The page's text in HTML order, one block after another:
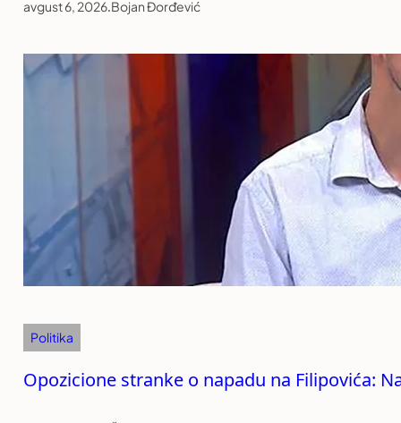
avgust 6, 2026.Bojan Đorđević
Politika
Opozicione stranke o napadu na Filipovića: